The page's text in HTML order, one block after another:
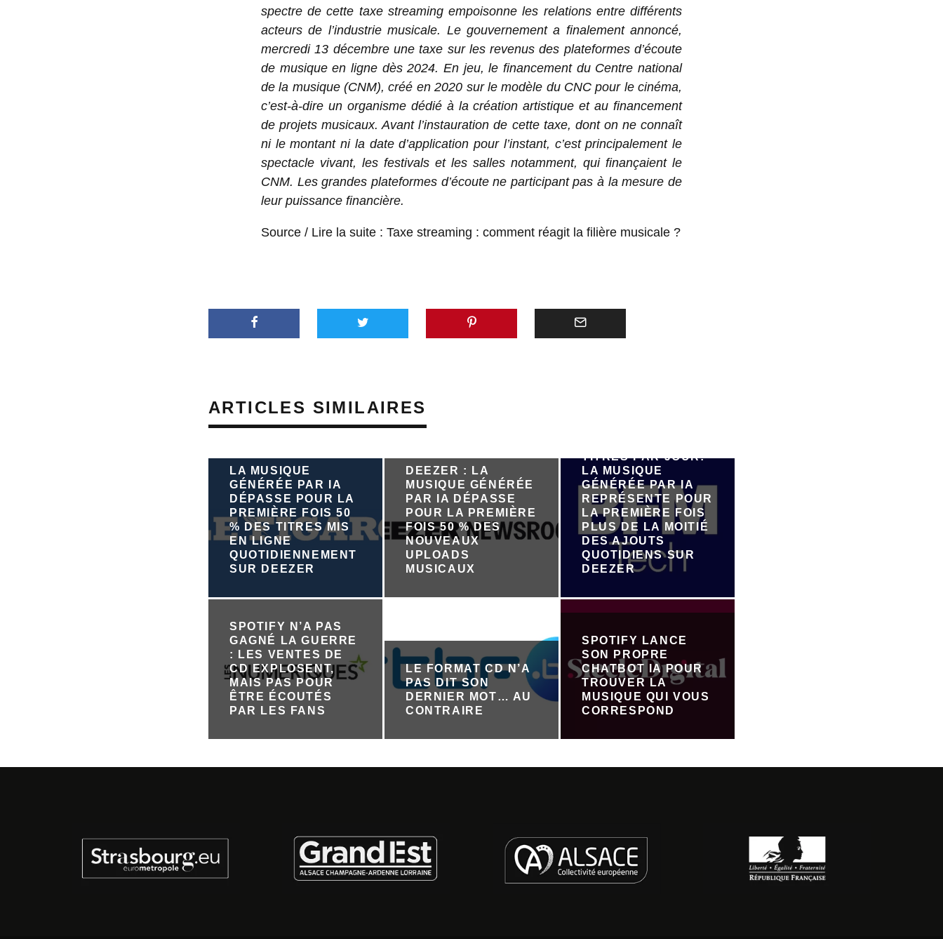
spectre de cette taxe streaming empoisonne les relations entre différents
acteurs de l’industrie musicale. Le gouvernement a finalement annoncé,
mercredi 13 décembre une taxe sur les revenus des plateformes d’écoute
de musique en ligne dès 2024. En jeu, le financement du Centre national
de la musique (CNM), créé en 2020 sur le modèle du CNC pour le cinéma,
c’est-à-dire un organisme dédié à la création artistique et au financement
de projets musicaux. Avant l’instauration de cette taxe, dont on ne connaît
ni le montant ni la date d’application pour l’instant, c’est principalement le
spectacle vivant, les festivals et les salles notamment, qui finançaient le
CNM. Les grandes plateformes d’écoute ne participant pas à la mesure de
leur puissance financière.
Source / Lire la suite : Taxe streaming : comment réagit la filière musicale ?
ARTICLES SIMILAIRES
LA MUSIQUE
GÉNÉRÉE PAR IA
DÉPASSE POUR LA
PREMIÈRE FOIS 50
% DES TITRES MIS
EN LIGNE
QUOTIDIENNEMENT
SUR DEEZER
DEEZER : LA
MUSIQUE GÉNÉRÉE
PAR IA DÉPASSE
POUR LA PREMIÈRE
FOIS 50 % DES
NOUVEAUX
UPLOADS
MUSICAUX
TITRES PAR JOUR:
LA MUSIQUE
GÉNÉRÉE PAR IA
REPRÉSENTE POUR
LA PREMIÈRE FOIS
PLUS DE LA MOITIÉ
DES AJOUTS
QUOTIDIENS SUR
DEEZER
SPOTIFY N’A PAS
GAGNÉ LA GUERRE
: LES VENTES DE
CD EXPLOSENT,
MAIS PAS POUR
ÊTRE ÉCOUTÉS
PAR LES FANS
LE FORMAT CD N’A
PAS DIT SON
DERNIER MOT… AU
CONTRAIRE
SPOTIFY LANCE
SON PROPRE
CHATBOT IA POUR
TROUVER LA
MUSIQUE QUI VOUS
CORRESPOND